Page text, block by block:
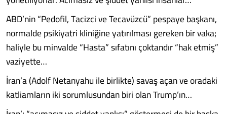
ABD’nin “Pedofil, Tacizci ve Tecavüzcü” pespaye başkanı,
normalde psikiyatri kliniğine yatırılması gereken bir vaka;
haliyle bu minvalde “Hasta” sıfatını çoktandır “hak etmiş”
vaziyette…
İran’a (Adolf Netanyahu ile birlikte) savaş açan ve oradaki
katliamların iki sorumlusundan biri olan Trump’ın…